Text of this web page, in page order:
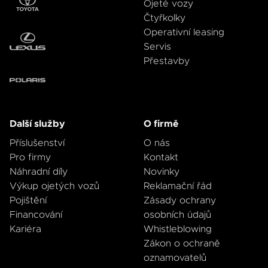
Ojeté vozy
Čtyřkolky
Operativní leasing
Servis
Přestavby
Další služby
Příslušenství
Pro firmy
Náhradní díly
Výkup ojetých vozů
Pojištění
Financování
Kariéra
O firmě
O nás
Kontakt
Novinky
Reklamační řád
Zásady ochrany
osobních údajů
Whistleblowing
Zákon o ochraně
oznamovatelů